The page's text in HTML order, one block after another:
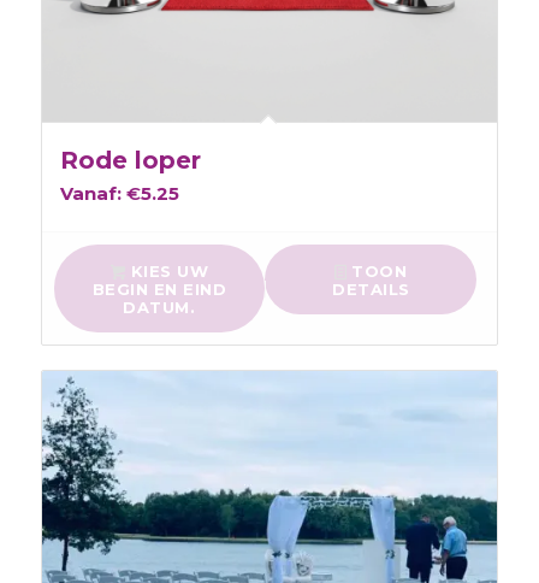
Rode loper
Vanaf: €5.25
KIES UW
BEGIN EN EIND
DATUM.
TOON
DETAILS